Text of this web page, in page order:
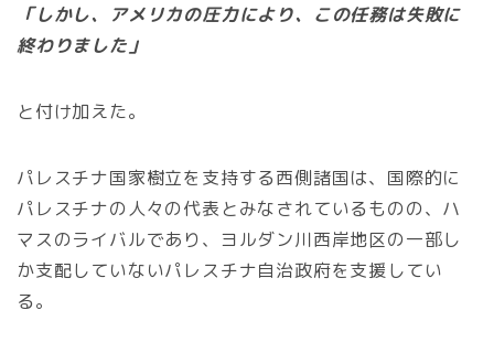
「しかし、アメリカの圧力により、この任務は失敗に
終わりました」
と付け加えた。
パレスチナ国家樹立を支持する西側諸国は、国際的に
パレスチナの人々の代表とみなされているものの、ハ
マスのライバルであり、ヨルダン川西岸地区の一部し
か支配していないパレスチナ自治政府を支援してい
る。